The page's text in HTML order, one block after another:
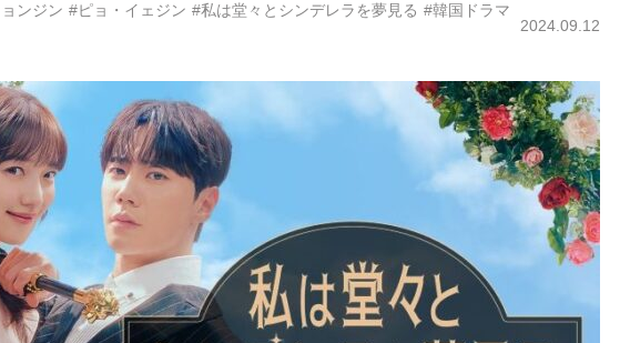
ンジン #ピョ・イェジン #私は堂々とシンデレラを夢見る #韓国ドラマ
2024.09.12